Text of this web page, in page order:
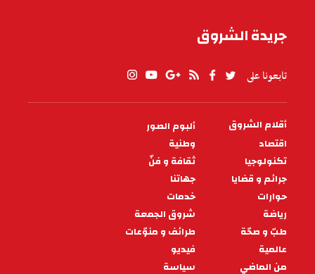
جريدة الشروق
تابعونا على
PIED
DE
PAGE
أقلام الشروق
ألبوم الصور
اقتصاد
وطنية
تكنولوجيا
ثقافة و فنّ
جرائم و قضايا
جهاتنا
حوارات
خدمات
رياضة
شروق الجمعة
طبّ و صحّة
طرائف و منوّعات
عالمية
فيديو
من الماضي
سياسة